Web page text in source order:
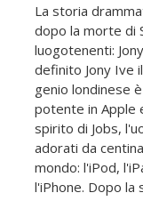
La storia
dopo la morte di
luogotenenti:
definito Jony Ive
genio londinese
potente in Apple
spirito di Jobs,
adorati da
mondo: l'iPod,
l'iPhone. Dopo